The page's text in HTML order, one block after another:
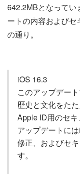
642.2MBとなって
ートの内容および
の通り。
iOS 16.3
このアップデー
歴史と文化をた
Apple ID用のセ
アップデートに
修正、およびセ
す。